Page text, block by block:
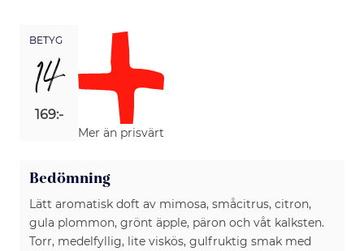
BETYG
14
169:-
Mer än prisvärt
Bedömning
Lätt aromatisk doft av mimosa, småcitrus, citron,
gula plommon, grönt äpple, päron och våt kalksten.
Torr, medelfyllig, lite viskös, gulfruktig smak med